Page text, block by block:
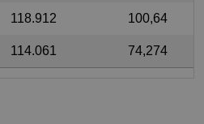
118.912 100,64
114.061 74,274